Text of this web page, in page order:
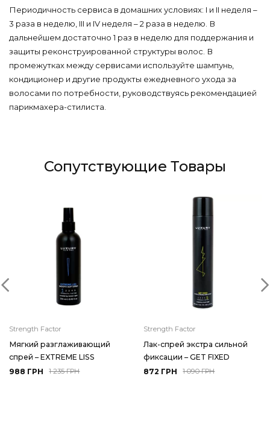
Периодичность сервиса в домашних условиях: I и II неделя –
3 раза в неделю, III и IV неделя – 2 раза в неделю. В
дальнейшем достаточно 1 раз в неделю для поддержания и
защиты реконструированной структуры волос. В
промежутках между сервисами используйте шампунь,
кондиционер и другие продукты ежедневного ухода за
волосами по потребности, руководствуясь рекомендацией
парикмахера-стилиста.
Сопутствующие Товары
Strength Factor
Мягкий разглаживающий
спрей – EXTREME LISS
988 ГРН
1 235 ГРН
Strength Factor
Лак-спрей экстра сильной
фиксации – GET FIXED
872 ГРН
1 090 ГРН